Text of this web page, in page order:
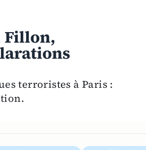
Fillon,
terroristes à Paris :